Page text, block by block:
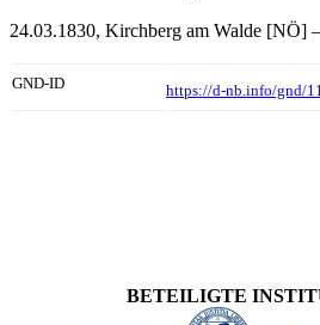
24.03.1830, Kirchberg am Walde [NÖ]
GND-ID https://d-nb.info/gnd/
BETEILIGTE